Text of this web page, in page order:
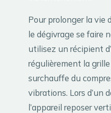
Pour prolonger la vie
le dégivrage se faire
utilisez un récipient
régulièrement la
surchauffe du
vibrations. Lors d’un
l’appareil reposer